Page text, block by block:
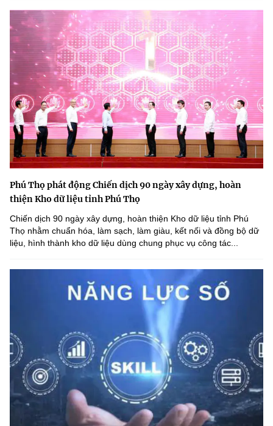
Phú Thọ phát động Chiến dịch 90 ngày xây dựng, hoàn
thiện Kho dữ liệu tỉnh Phú Thọ
Chiến dịch 90 ngày xây dựng, hoàn thiện Kho dữ liệu tỉnh Phú
Thọ nhằm chuẩn hóa, làm sạch, làm giàu, kết nối và đồng bộ dữ
liệu, hình thành kho dữ liệu dùng chung phục vụ công tác...